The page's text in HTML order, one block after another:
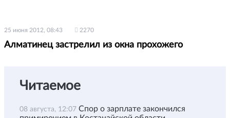
25 июня 2012, 08:43 2270
Алматинец застрелил из окна прохожего
Читаемое
08 августа, 12:07 Спор о зарплате закончился